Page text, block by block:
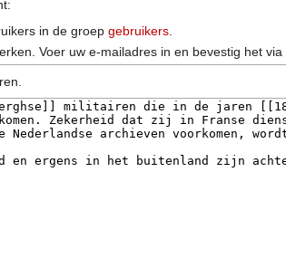
in de groepgebruikers
Voer uw e-mailadres in en bevestig het